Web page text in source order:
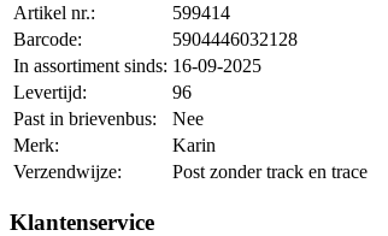
Artikel nr.:
599414
Barcode:
5904446032128
In assortiment sinds: 16-09-2025
Levertijd:
96
Past in brievenbus:
Nee
Merk:
Karin
Verzendwijze:
Post zonder track en trace
Klantenservice